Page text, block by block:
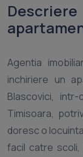
Descriere
Agentia
inchiriere un
Blascovici,
Timisoara,
doresc o
facil catre